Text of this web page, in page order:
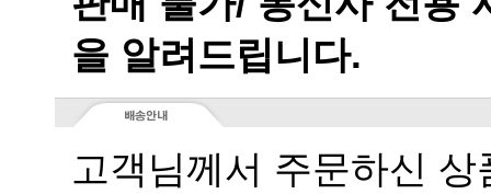
을 알려드립니다.
고객님께서 주문하신